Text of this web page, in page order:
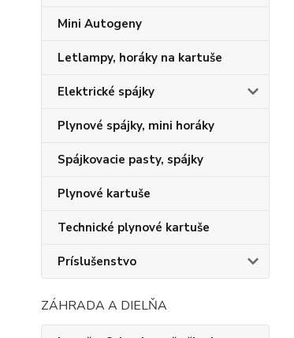
Mini Autogeny
Letlampy, horáky na kartuše
Elektrické spájky
Plynové spájky, mini horáky
Spájkovacie pasty, spájky
Plynové kartuše
Technické plynové kartuše
Príslušenstvo
ZÁHRADA A DIELŇA